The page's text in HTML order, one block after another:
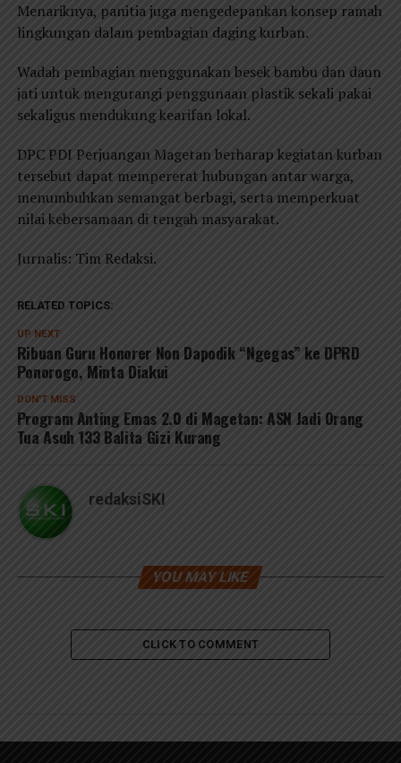
Menariknya, panitia juga mengedepankan konsep ramah
lingkungan dalam pembagian daging kurban.
Wadah pembagian menggunakan besek bambu dan daun
jati untuk mengurangi penggunaan plastik sekali pakai
sekaligus mendukung kearifan lokal.
DPC PDI Perjuangan Magetan berharap kegiatan kurban
tersebut dapat mempererat hubungan antar warga,
menumbuhkan semangat berbagi, serta memperkuat
nilai kebersamaan di tengah masyarakat.
Jurnalis: Tim Redaksi.
RELATED TOPICS:
UP NEXT
Ribuan Guru Honorer Non Dapodik “Ngegas” ke DPRD
Ponorogo, Minta Diakui
DON'T MISS
Program Anting Emas 2.0 di Magetan: ASN Jadi Orang
Tua Asuh 133 Balita Gizi Kurang
redaksiSKI
YOU MAY LIKE
CLICK TO COMMENT